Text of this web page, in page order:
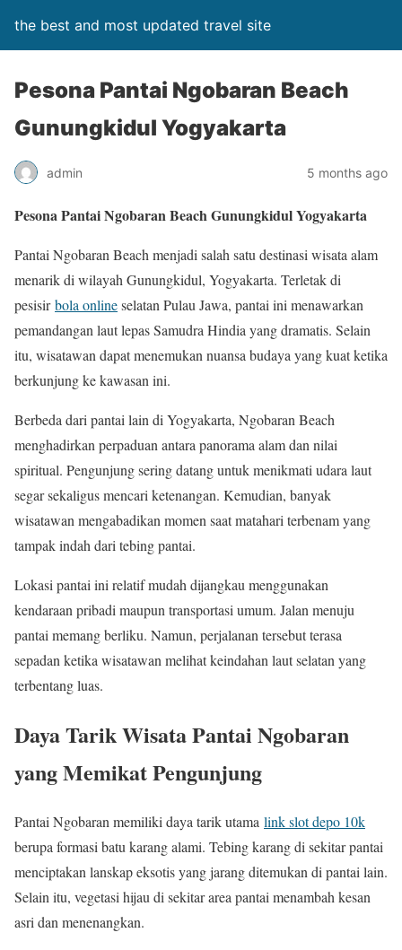
the best and most updated travel site
Pesona Pantai Ngobaran Beach
Gunungkidul Yogyakarta
admin 5 months ago
Pesona Pantai Ngobaran Beach Gunungkidul Yogyakarta
Pantai Ngobaran Beach menjadi salah satu destinasi wisata alam
menarik di wilayah Gunungkidul, Yogyakarta. Terletak di
pesisirbola onlineselatan Pulau Jawa, pantai ini menawarkan
pemandangan laut lepas Samudra Hindia yang dramatis. Selain
itu, wisatawan dapat menemukan nuansa budaya yang kuat ketika
berkunjung ke kawasan ini.
Berbeda dari pantai lain di Yogyakarta, Ngobaran Beach
menghadirkan perpaduan antara panorama alam dan nilai
spiritual. Pengunjung sering datang untuk menikmati udara laut
segar sekaligus mencari ketenangan. Kemudian, banyak
wisatawan mengabadikan momen saat matahari terbenam yang
tampak indah dari tebing pantai.
Lokasi pantai ini relatif mudah dijangkau menggunakan
kendaraan pribadi maupun transportasi umum. Jalan menuju
pantai memang berliku. Namun, perjalanan tersebut terasa
sepadan ketika wisatawan melihat keindahan laut selatan yang
terbentang luas.
Daya Tarik Wisata Pantai Ngobaran
yang Memikat Pengunjung
Pantai Ngobaran memiliki daya tarik utama link slot depo 10k
berupa formasi batu karang alami. Tebing karang di sekitar pantai
menciptakan lanskap eksotis yang jarang ditemukan di pantai lain.
Selain itu, vegetasi hijau di sekitar area pantai menambah kesan
asri dan menenangkan.